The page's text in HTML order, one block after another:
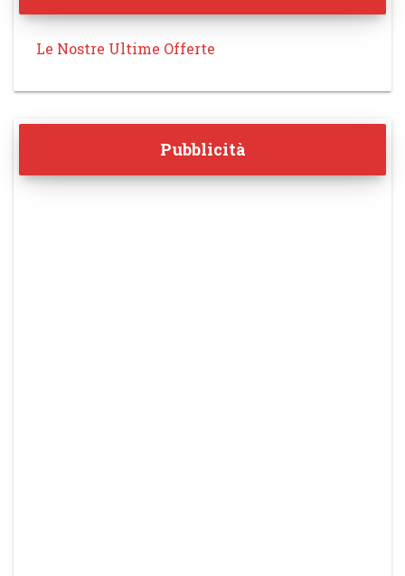
Le Nostre Ultime Offerte
Pubblicità